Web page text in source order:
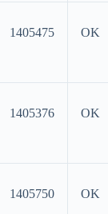
1405475 OK
1405376 OK
1405750 OK